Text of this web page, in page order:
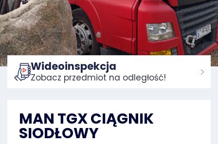
Strona główna:
Wideoinspekcja
Zobacz przedmiot na odległość!
MAN TGX CIĄGNIK
SIODŁOWY